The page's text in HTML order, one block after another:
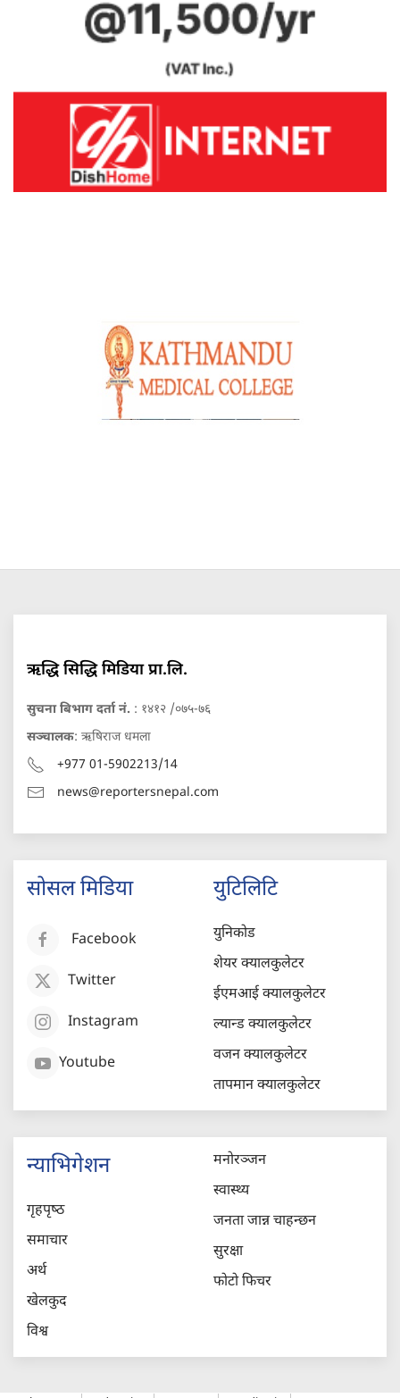
ऋद्धि सिद्धि मिडिया प्रा.लि.
सुचना बिभाग दर्ता नं. : १४१२ /०७५-७६
सञ्चालक: ऋषिराज धमला
+977 01-5902213/14
news@reportersnepal.com
सोसल मिडिया
Facebook
Twitter
Instagram
Youtube
युटिलिटि
युनिकोड
शेयर क्यालकुलेटर
ईएमआई क्यालकुलेटर
ल्यान्ड क्यालकुलेटर
वजन क्यालकुलेटर
तापमान क्यालकुलेटर
न्याभिगेशन
गृहपृष्‍ठ
समाचार
अर्थ
खेलकुद
विश्व
मनोरञ्जन
स्वास्थ्य
जनता जान्न चाहन्छन
सुरक्षा
फोटो फिचर